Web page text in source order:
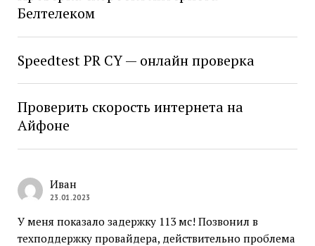
Белтелеком
Speedtest PR CY — онлайн проверка
Проверить скорость интернета на
Айфоне
Иван
23.01.2023
У меня показало задержку 113 мс! Позвонил в
техподдержку провайдера, действительно проблема